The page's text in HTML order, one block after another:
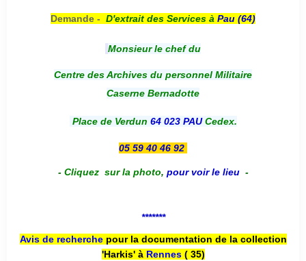
Demande - D'extrait des Services à Pau (64)
Monsieur le chef du
Centre des Archives du personnel Militaire
Caserne Bernadotte
Place de Verdun 64 023 PAUCedex.
05 59 40 46 92
- Cliquez sur la photo, pour voir le lieu -
*******
Avis de recherche pour la documentation de la collection
'Harkis' à Rennes( 35)